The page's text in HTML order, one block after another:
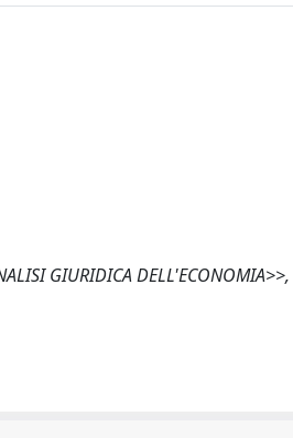
GIURIDICA DELL'ECONOMIA>>,